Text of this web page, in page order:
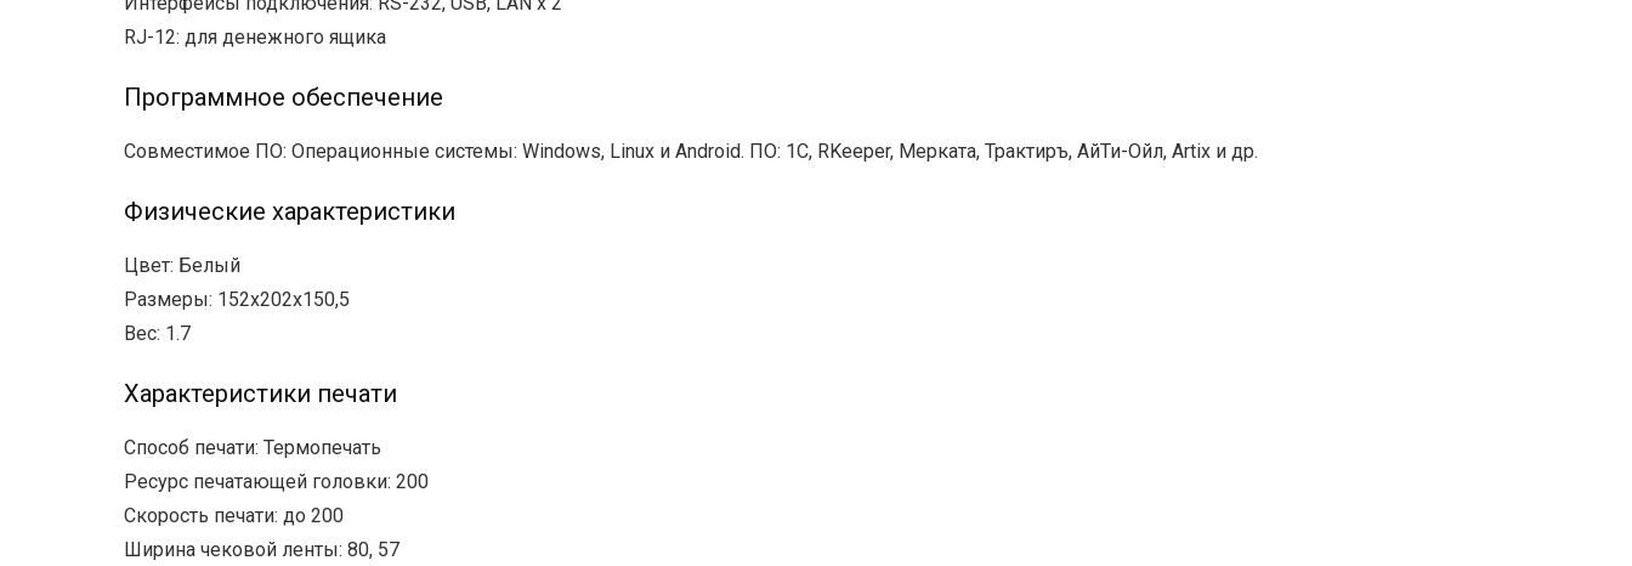
RJ-12: для денежного ящика
Программное обеспечение
Совместимое ПО: Операционные системы: Windows, Linux и Android. ПО: 1С, RKeeper, Мерката, Трактиръ, АйТи-Ойл, Artix и др.
Физические характеристики
Цвет: Белый
Размеры: 152х202х150,5
Вес: 1.7
Характеристики печати
Способ печати: Термопечать
Ресурс печатающей головки: 200
Скорость печати: до 200
Ширина чековой ленты: 80, 57